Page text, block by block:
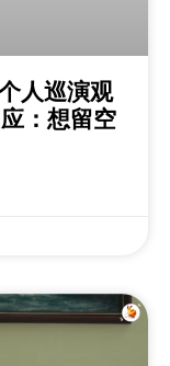
人巡演观
：想留空